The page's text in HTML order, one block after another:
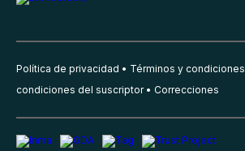
Política de privacidad Términos y condiciones
condiciones del suscriptor
Correcciones